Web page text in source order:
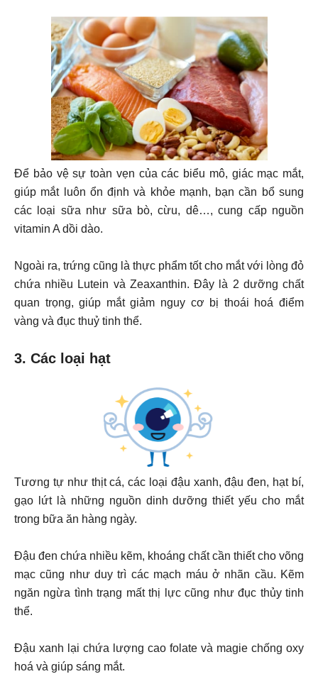
Để bảo vệ sự toàn vẹn của các biểu mô, giác mạc mắt,
giúp mắt luôn ổn định và khỏe mạnh, bạn cần bổ sung
các loại sữa như sữa bò, cừu, dê…, cung cấp nguồn
vitamin A dồi dào.
Ngoài ra, trứng cũng là thực phẩm tốt cho mắt với lòng đỏ
chứa nhiều Lutein và Zeaxanthin. Đây là 2 dưỡng chất
quan trọng, giúp mắt giảm nguy cơ bị thoái hoá điểm
vàng và đục thuỷ tinh thể.
3. Các loại hạt
Tương tự như thịt cá, các loại đậu xanh, đậu đen, hạt bí,
gạo lứt là những nguồn dinh dưỡng thiết yếu cho mắt
trong bữa ăn hàng ngày.
Đậu đen chứa nhiều kẽm, khoáng chất cần thiết cho võng
mạc cũng như duy trì các mạch máu ở nhãn cầu. Kẽm
ngăn ngừa tình trạng mất thị lực cũng như đục thủy tinh
thể.
Đậu xanh lại chứa lượng cao folate và magie chống oxy
hoá và giúp sáng mắt.